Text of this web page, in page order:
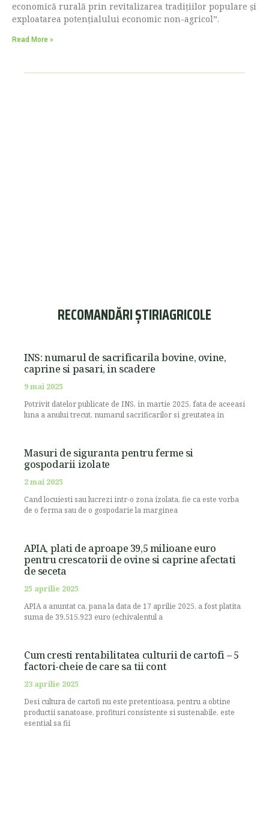
economică rurală prin revitalizarea tradițiilor populare și
exploatarea potențialului economic non-agricol”.
Read More »
RECOMANDĂRI ȘTIRIAGRICOLE
INS: numarul de sacrificarila bovine, ovine,
caprine si pasari, in scadere
9 mai 2025
Potrivit datelor publicate de INS, in martie 2025, fata de aceeasi
luna a anului trecut, numarul sacrificarilor si greutatea in
Masuri de siguranta pentru ferme si
gospodarii izolate
2 mai 2025
Cand locuiesti sau lucrezi intr-o zona izolata, fie ca este vorba
de o ferma sau de o gospodarie la marginea
APIA, plati de aproape 39,5 milioane euro
pentru crescatorii de ovine si caprine afectati
de seceta
25 aprilie 2025
APIA a anuntat ca, pana la data de 17 aprilie 2025, a fost platita
suma de 39.515.923 euro (echivalentul a
Cum cresti rentabilitatea culturii de cartofi – 5
factori-cheie de care sa tii cont
23 aprilie 2025
Desi cultura de cartofi nu este pretentioasa, pentru a obtine
productii sanatoase, profituri consistente si sustenabile, este
esential sa fii